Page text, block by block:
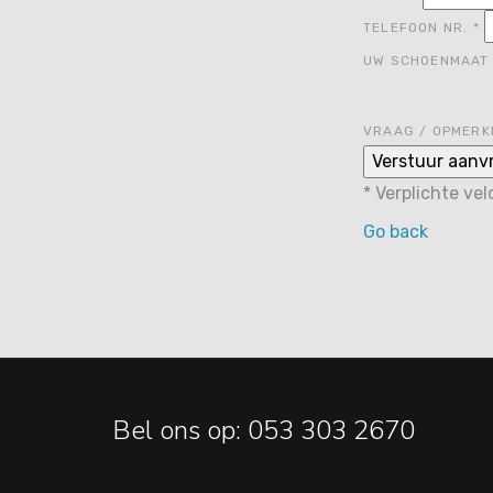
TELEFOON NR. *
UW SCHOENMAAT
VRAAG /
* Verplichte
Go back
Bel ons op: 053 303 2670